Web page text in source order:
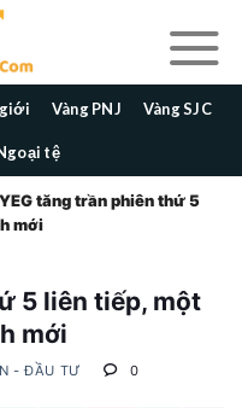
Vàng PNJ Vàng SJC
tệ
YEG tăng trần phiên thứ 5
mới
5 liên tiếp, một
mới
- ĐẦU TƯ 0